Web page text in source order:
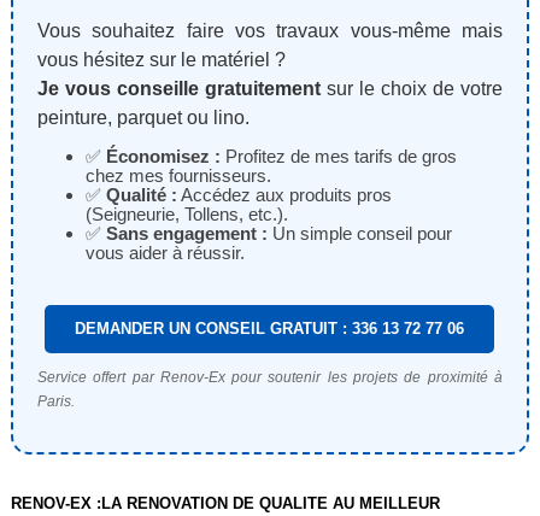
Vous souhaitez faire vos travaux vous-même mais
vous hésitez sur le matériel ?
Je vous conseille gratuitementsur le choix de votre
peinture, parquet ou lino.
✅ Économisez : Profitez de mes tarifs de gros
chez mes fournisseurs.
✅ Qualité : Accédez aux produits pros
(Seigneurie, Tollens, etc.).
✅ Sans engagement : Un simple conseil pour
vous aider à réussir.
DEMANDER UN CONSEIL GRATUIT : 336 13 72 77 06
Service offert par Renov-Ex pour soutenir les projets de proximité à
Paris.
RENOV-EX :LA RENOVATION DE QUALITE AU MEILLEUR